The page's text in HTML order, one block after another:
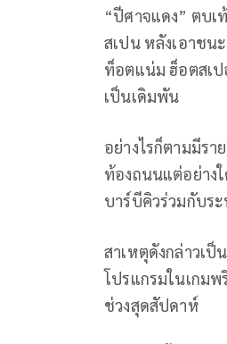
“ปีศาจแดง” ตบเ
สเปน หลังเอาชน
ท็อตแน่ม ฮ็อตสเ
เป็นเดิมพัน
อย่างไรก็ตามมีร
ท้องถนนแต่อย่าง
บาร์บีคิวร่วมกับร
สาเหตุดังกล่าวเป็
โปรแกรมในเกม
ช่วงสุดสัปดาห์